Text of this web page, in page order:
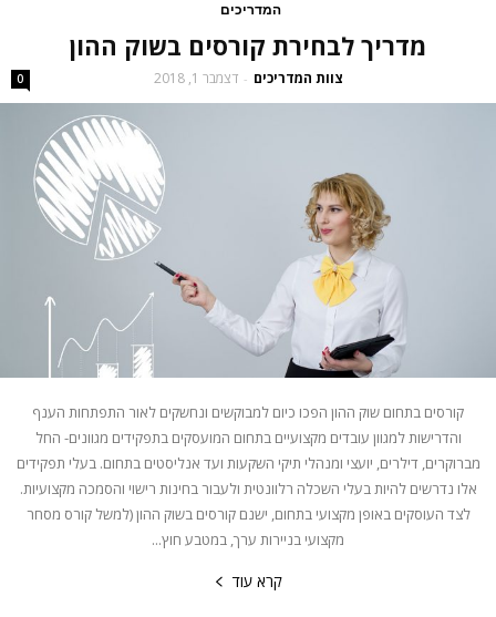
המדריכים
מדריך לבחירת קורסים בשוק ההון
צוות המדריכים - דצמבר 1, 2018 0
קורסים בתחום שוק ההון הפכו כיום למבוקשים ונחשקים לאור התפתחות הענף
והדרישות למגוון עובדים מקצועיים בתחום המועסקים בתפקידים מגוונים- החל
מברוקרים, דילרים, יועצי ומנהלי תיקי השקעות ועד אנליסטים בתחום. בעלי תפקידים
אלו נדרשים להיות בעלי השכלה רלוונטית ולעבור בחינות רישוי והסמכה מקצועיות.
לצד העוסקים באופן מקצועי בתחום, ישנם קורסים בשוק ההון (למשל קורס מסחר
מקצועי בניירות ערך, במטבע חוץ...
קרא עוד